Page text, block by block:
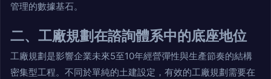
管理的數據基石。
二、工廠規劃在諮詢體系中的底座地位
工廠規劃是影響企業未來5至10年經營彈性與生產節奏的結構
密集型工程。不同於單純的土建設定，有效的工廠規劃需要在